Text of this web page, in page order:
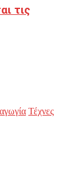
τις
Τέχνες